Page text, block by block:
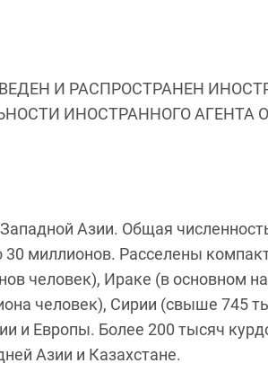
И РАСПРОСТРАНЕН
ИНОСТРАННОГО АГЕНТА
Азии. Общая
миллионов. Расселены
человек), Ираке (в основном
человек), Сирии (свыше 745
и Европы. Более 200 тысяч
Азии и Казахстане.